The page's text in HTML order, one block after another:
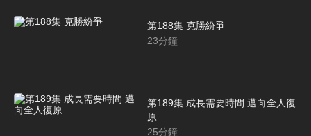
第188集 克勝紛爭
23分鐘
第189集 成長需要時間 邁向全人復
原
25分鐘